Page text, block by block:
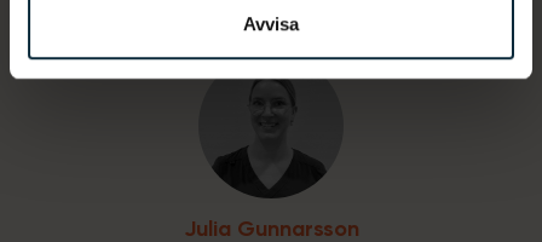
Avvisa
Julia Gunnarsson